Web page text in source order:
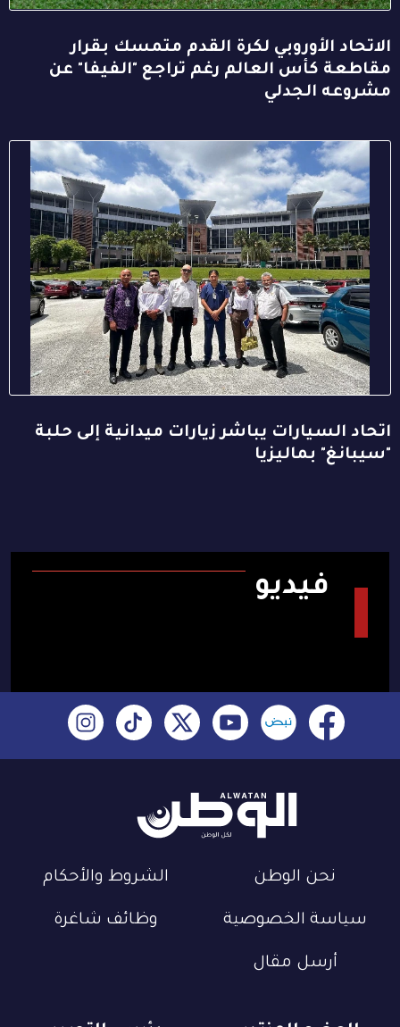
الاتحاد الأوروبي لكرة القدم متمسك بقرار
مقاطعة كأس العالم رغم تراجع "الفيفا" عن
مشروعه الجدلي
اتحاد السيارات يباشر زيارات ميدانية إلى حلبة
"سيبانغ" بماليزيا
فيديو
نحن الوطن الشروط والأحكام
سياسة الخصوصية وظائف شاغرة
أرسل مقال